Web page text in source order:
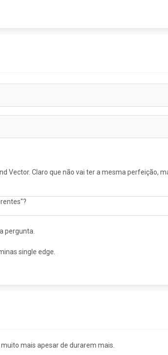
Vector. Claro que não vai ter a mesma perfeição,
pergunta.
single edge.
mais apesar de durarem mais.